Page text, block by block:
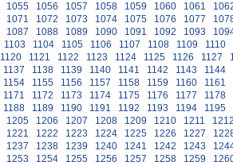
1055 1056 1057 1058 1059 1060 1061
1071 1072 1073 1074 1075 1076 1077
1087 1088 1089 1090 1091 1092 1093
1103 1104 1105 1106 1107 1108 1109
1110
1120 1121 1122 1123 1124 1125 1126 1127
1137 1138 1139 1140 1141 1142 1143
1144
1154 1155 1156 1157 1158 1159 1160
1161
1171 1172 1173 1174 1175 1176 1177
1178
1188 1189 1190 1191 1192 1193 1194
1195
1205 1206 1207 1208 1209 1210 1211
1221 1222 1223 1224 1225 1226 1227
1237 1238 1239 1240 1241 1242 1243
1253 1254 1255 1256 1257 1258 1259